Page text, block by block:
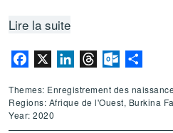
Lire la suite
Facebook LinkedInThreads
Themes: Enregistrement des
Regions: Afrique de l'Ouest, Burkina
Year: 2020